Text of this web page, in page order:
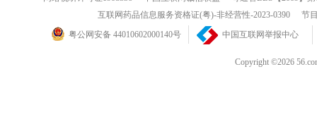
互联网药品信息服务资格证(粤)-非经营性-2023-0390
节
粤公网安备 44010602000140号
中国互联网举报中心
Copyright ©2026